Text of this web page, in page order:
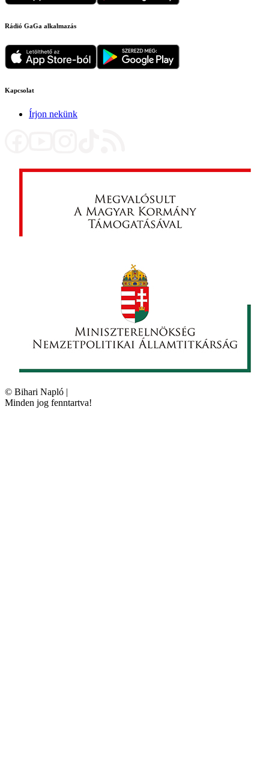
Rádió GaGa alkalmazás
Kapcsolat
Írjon nekünk
© Bihari Napló |
Minden jog fenntartva!